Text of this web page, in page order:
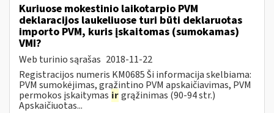
Kuriuose mokestinio laikotarpio PVM
deklaracijos laukeliuose turi būti deklaruotas
importo PVM, kuris įskaitomas (sumokamas)
VMI?
Web turinio sąrašas 2018-11-22
Registracijos numeris KM0685 Ši informacija skelbiama:
PVM sumokėjimas, grąžintino PVM apskaičiavimas, PVM
permokos įskaitymas irgrąžinimas (90-94 str.)
Apskaičiuotas...